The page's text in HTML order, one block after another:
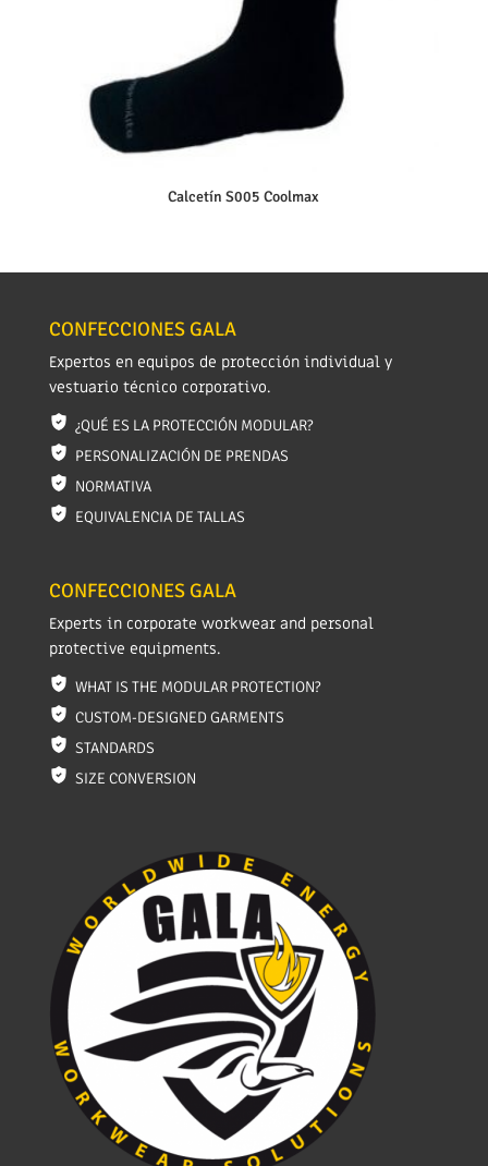
Calcetín S005 Coolmax
CONFECCIONES GALA
Expertos en equipos de protección individual y
vestuario técnico corporativo.
¿QUÉ ES LA PROTECCIÓN MODULAR?
PERSONALIZACIÓN DE PRENDAS
NORMATIVA
EQUIVALENCIA DE TALLAS
CONFECCIONES GALA
Experts in corporate workwear and personal
protective equipments.
WHAT IS THE MODULAR PROTECTION?
CUSTOM-DESIGNED GARMENTS
STANDARDS
SIZE CONVERSION